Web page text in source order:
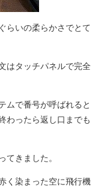
らいの柔らかさでとて
はタッチパネルで完全
ムで番号が呼ばれると
わったら返し口までも
てきました。
く染まった空に飛行機